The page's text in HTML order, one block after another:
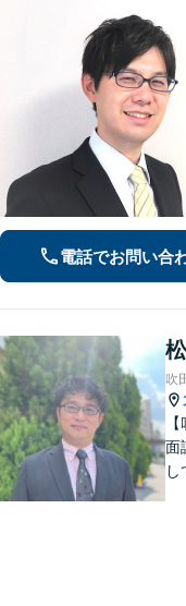
電話でお問い合
吹
面
し